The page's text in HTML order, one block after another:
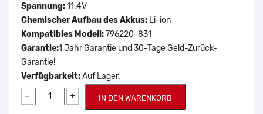
Spannung:11.4V
Chemischer Aufbau des Akkus: Li-ion
Kompatibles Modell:796220-831
Garantie:1 Jahr Garantie und 30-Tage Geld-Zurück-
Garantie!
Verfügbarkeit:Auf Lager.
− + IN DEN WARENKORB